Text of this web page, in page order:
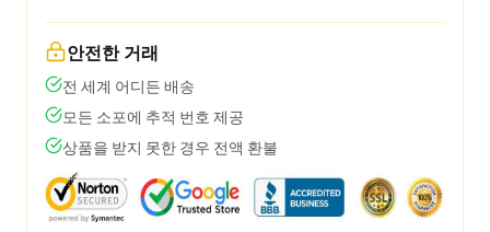
안전한 거래
전 세계 어디든 배송
모든 소포에 추적 번호 제공
상품을 받지 못한 경우 전액 환불